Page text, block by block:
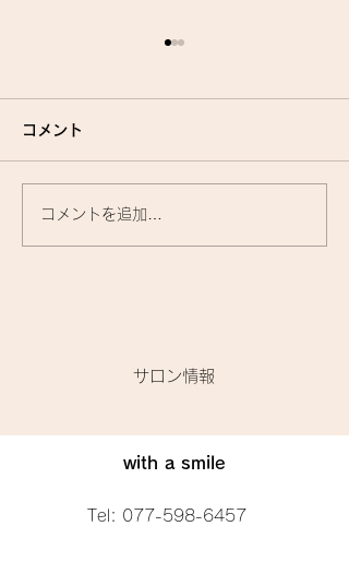
『洗いながさないトリー
コメント
コメントを追加…
​サロン情報
with a smile
Tel: 077-598-6457